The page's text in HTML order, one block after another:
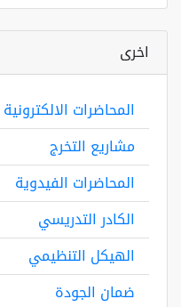
اخرى
المحاضرات الالكترونية
مشاريع التخرج
المحاضرات الفيدوية
الكادر التدريسي
الهيكل التنظيمي
ضمان الجودة